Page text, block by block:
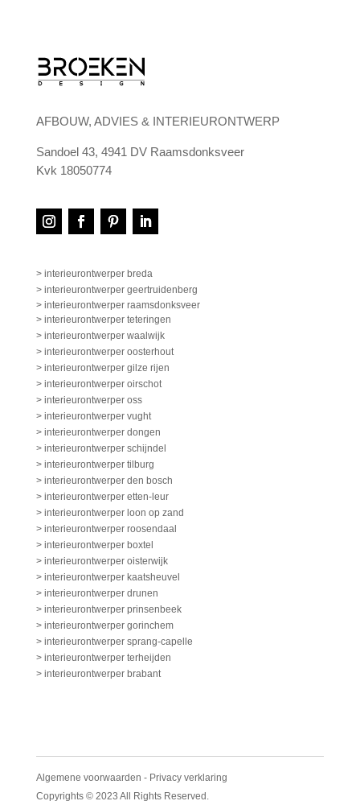
AFBOUW, ADVIES & INTERIEURONTWERP
Sandoel 43, 4941 DV Raamsdonksveer
Kvk 18050774
> interieurontwerper breda
> interieurontwerper geertruidenberg
> interieurontwerper raamsdonksveer
> interieurontwerper teteringen
> interieurontwerper waalwijk
> interieurontwerper oosterhout
> interieurontwerper gilze rijen
> interieurontwerper oirschot
> interieurontwerper oss
> interieurontwerper vught
> interieurontwerper dongen
> interieurontwerper schijndel
> interieurontwerper tilburg
> interieurontwerper den bosch
> interieurontwerper etten-leur
> interieurontwerper loon op zand
> interieurontwerper roosendaal
> interieurontwerper boxtel
> interieurontwerper oisterwijk
> interieurontwerper kaatsheuvel
> interieurontwerper drunen
> interieurontwerper prinsenbeek
> interieurontwerper gorinchem
> interieurontwerper sprang-capelle
> interieurontwerper terheijden
> interieurontwerper brabant
Algemene voorwaarden - Privacy verklaring
Copyrights © 2023 All Rights Reserved.